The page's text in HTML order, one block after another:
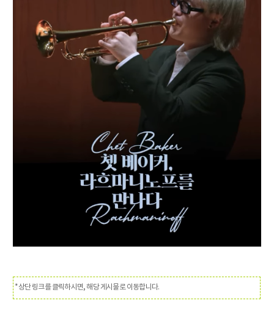
*상단 링크를 클릭하시면, 해당 게시물로 이동합니다.